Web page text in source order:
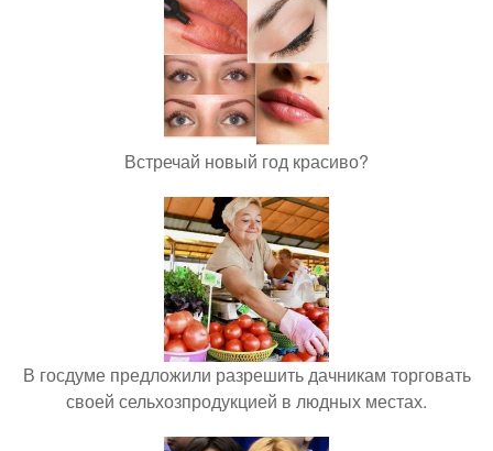
Встречай новый год красиво?
В госдуме предложили разрешить дачникам торговать
своей сельхозпродукцией в людных местах.